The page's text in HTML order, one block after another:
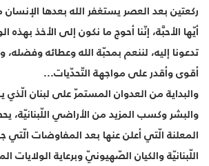
ركعتين بعد العصر يستغفر الله بعدها
أيّها الأحبَّة، إنّنا أحوج ما نكون إلى الأخذ بهذه
تدعونا إليه، لننعم بمحبّة الله وعطائه وفضله،
أقوى وأقدر على مواجهة التّحدّيات...
والبداية من العدوان المستمرّ على لبنان
والبشر وكسب المزيد من الأراضي اللّبنانيّة،
المعلنة الّتي أعلن عنها بعد المفاوضات الّتي
اللّبنانيّة والكيان الصّهيونيّ وبرعاية الولايات